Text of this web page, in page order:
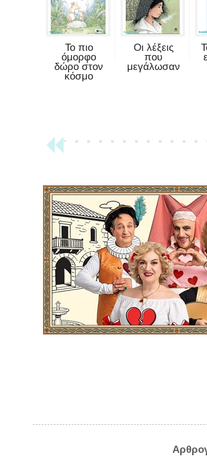
Το πιο
όμορφο
δώρο στον
κόσμο
Οι λέξεις
που
μεγάλωσαν